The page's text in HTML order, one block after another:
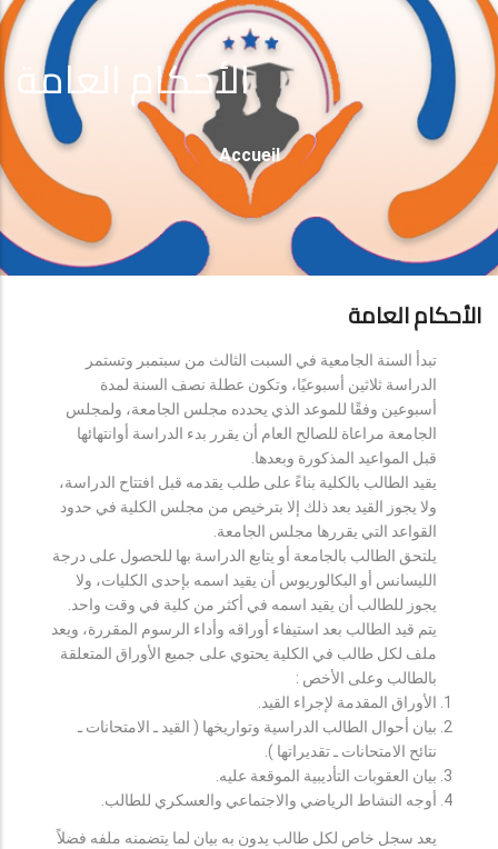
الأحكام العامة
Fil
D'Ariane
Accueil
الأحكام العامة
تبدأ السنة الجامعية في السبت الثالث من سبتمبر وتستمر
الدراسة ثلاثين أسبوعيًا، وتكون عطلة نصف السنة لمدة
أسبوعين وفقًا للموعد الذي يحدده مجلس الجامعة، ولمجلس
الجامعة مراعاة للصالح العام أن يقرر بدء الدراسة أوانتهائها
قبل المواعيد المذكورة وبعدها.
يقيد الطالب بالكلية بناءً على طلب يقدمه قبل افتتاح الدراسة،
ولا يجوز القيد بعد ذلك إلا بترخيص من مجلس الكلية في حدود
القواعد التي يقررها مجلس الجامعة.
يلتحق الطالب بالجامعة أو يتابع الدراسة بها للحصول على درجة
الليسانس أو البكالوريوس أن يقيد اسمه بإحدى الكليات، ولا
يجوز للطالب أن يقيد اسمه في أكثر من كلية في وقت واحد.
يتم قيد الطالب بعد استيفاء أوراقه وأداء الرسوم المقررة، ويعد
ملف لكل طالب في الكلية يحتوي على جميع الأوراق المتعلقة
بالطالب وعلى الأخص :
الأوراق المقدمة لإجراء القيد.
بيان أحوال الطالب الدراسية وتواريخها ( القيد ـ الامتحانات ـ
نتائح الامتحانات ـ تقديراتها ).
بيان العقوبات التأديبية الموقعة عليه.
أوجه النشاط الرياضي والاجتماعي والعسكري للطالب.
يعد سجل خاص لكل طالب يدون به بيان لما يتضمنه ملفه فضلاً